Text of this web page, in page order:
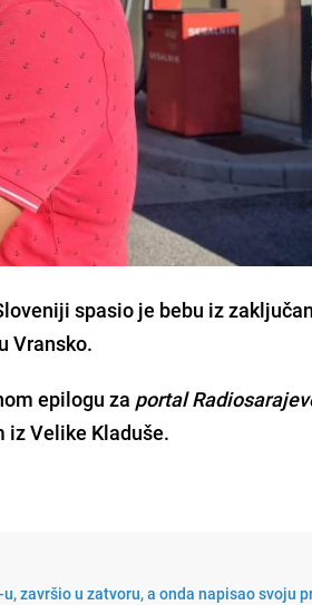
spasio je bebu iz
Vransko.
epilogu za portal
iz Velike Kladuše.
završio u zatvoru, a onda napisao svoju